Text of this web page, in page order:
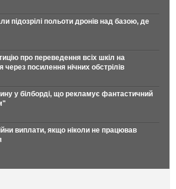
підозрілі польоти дронів над базою, де
про переведення всіх шкіл на
через посилення нічних обстрілів
у білборді, що рекламує фантастичний
виплати, якщо ніколи не працював